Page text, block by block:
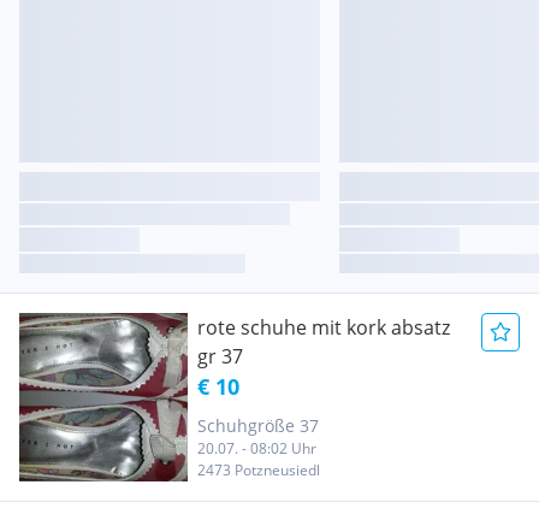
rote schuhe mit kork absatz
gr 37
€ 10
Schuhgröße 37
20.07. - 08:02 Uhr
2473 Potzneusiedl